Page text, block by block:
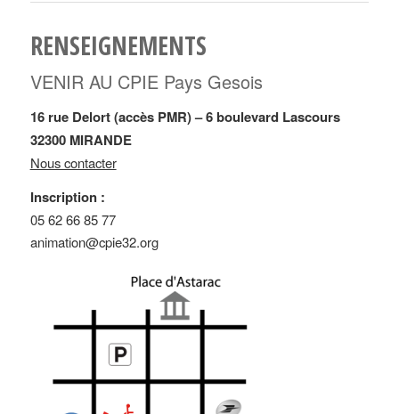
RENSEIGNEMENTS
VENIR AU CPIE Pays Gesois
16 rue Delort (accès PMR) – 6 boulevard Lascours
32300 MIRANDE
Nous contacter
Inscription :
05 62 66 85 77
animation@cpie32.org